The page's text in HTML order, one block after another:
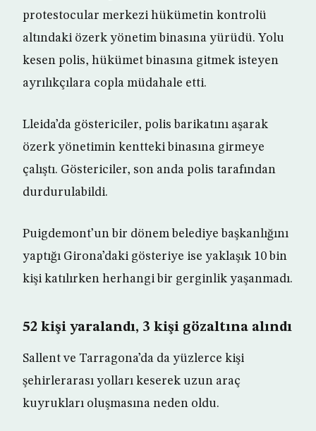
protestocular merkezi hükümetin kontrolü
altındaki özerk yönetim binasına yürüdü. Yolu
kesen polis, hükümet binasına gitmek isteyen
ayrılıkçılara copla müdahale etti.
Lleida’da göstericiler, polis barikatını aşarak
özerk yönetimin kentteki binasına girmeye
çalıştı. Göstericiler, son anda polis tarafından
durdurulabildi.
Puigdemont’un bir dönem belediye başkanlığını
yaptığı Girona’daki gösteriye ise yaklaşık 10 bin
kişi katılırken herhangi bir gerginlik yaşanmadı.
52 kişi yaralandı, 3 kişi gözaltına alındı
Sallent ve Tarragona’da da yüzlerce kişi
şehirlerarası yolları keserek uzun araç
kuyrukları oluşmasına neden oldu.